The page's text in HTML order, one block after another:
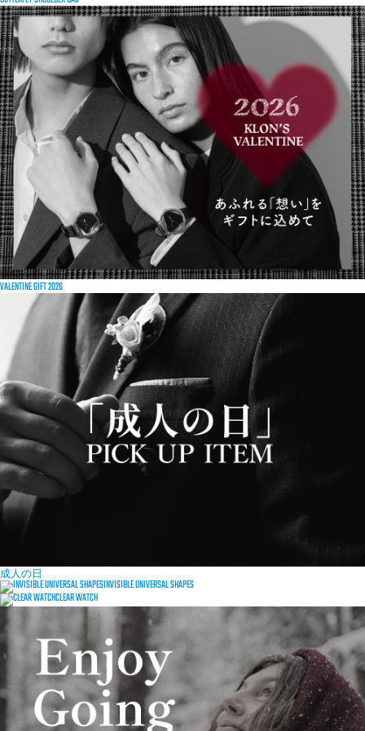
VALENTINE GIFT 2026
成人の日
INVISIBLE UNIVERSAL SHAPES
CLEAR WATCH